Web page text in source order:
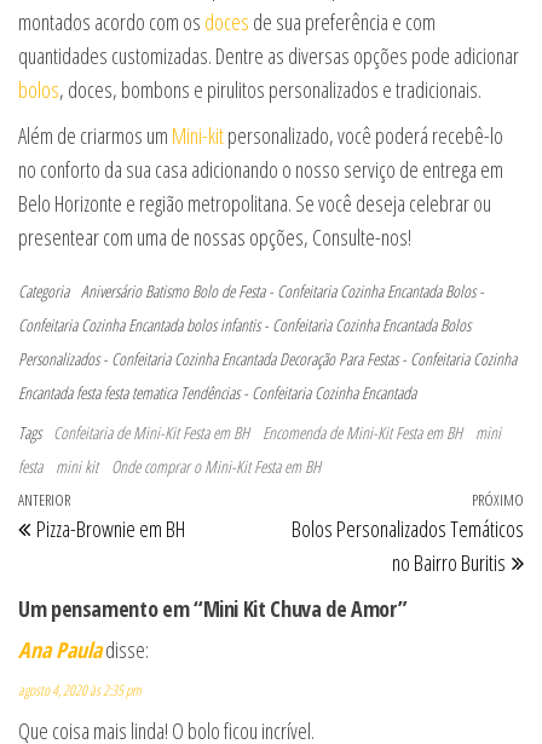
montados acordo com os doces de sua preferência e com
quantidades customizadas. Dentre as diversas opções pode adicionar
bolos, doces, bombons e pirulitos personalizados e tradicionais.
Além de criarmos um Mini-kitpersonalizado, você poderá recebê-lo
no conforto da sua casa adicionando o nosso serviço de entrega em
Belo Horizonte e região metropolitana. Se você deseja celebrar ou
presentear com uma de nossas opções, Consulte-nos!
Categoria Aniversário Batismo Bolo de Festa - Confeitaria Cozinha Encantada Bolos -
Confeitaria Cozinha Encantada bolos infantis - Confeitaria Cozinha Encantada Bolos
Personalizados - Confeitaria Cozinha Encantada Decoração Para Festas - Confeitaria Cozinha
Encantada festa festa tematica Tendências - Confeitaria Cozinha Encantada
Tags Confeitaria de Mini-Kit Festa em BH Encomenda de Mini-Kit Festa em BH
mini
festa
mini kit Onde comprar o Mini-Kit Festa em BH
Navegação de Post
Post anterior
ANTERIOR
Pizza-Brownie em BH
PRÓXIMO
Bolos Personalizados Temáticos
no Bairro Buritis
Um pensamento em “Mini Kit Chuva de Amor”
Ana Pauladisse:
agosto 4, 2020 às 2:35 pm
Que coisa mais linda! O bolo ficou incrível.